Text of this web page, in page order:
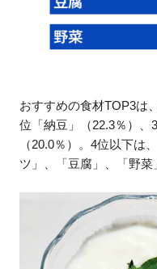
おすすめの食材TOP3は
位「納豆」（22.3％）、
（20.0％）。4位以下は
ツ」、「豆腐」、「野菜